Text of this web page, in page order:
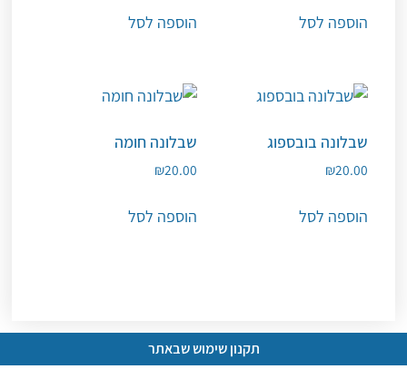
הוספה לסל הוספה לסל
שבלונה בובספוג
₪20.00
הוספה לסל
שבלונה חומה
₪20.00
הוספה לסל
תקנון שימוש שבאתר